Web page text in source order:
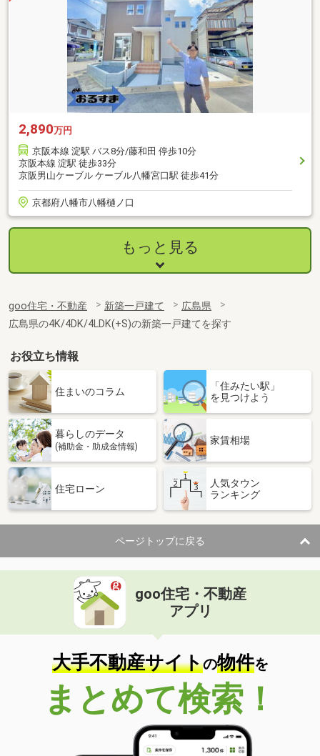
2,890万円
京阪本線 淀駅 バス8分/藤和田 停歩10分
京阪本線 淀駅 徒歩33分
京阪男山ケーブル ケーブル八幡宮口駅 徒歩41分
京都府八幡市八幡樋ノ口
もっと見る
goo住宅・不動産 新築一戸建て
広島県
広島県の4K/4DK/4LDK(+S)の新築一戸建てを探す
お役立ち情報
住まいのコラム
「住みたい駅」
を見つけよう
暮らしのデータ
(補助金・助成金情報)
家賃相場
住宅ローン
人気タウン
ランキング
ページトップに戻る
goo住宅・不動産
アプリ
大手不動産サイトの物件を
まとめて検索！